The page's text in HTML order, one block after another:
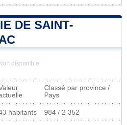
DE SAINT-
Non disponible
Classé par province /
Pays
habitants 984 / 2 352